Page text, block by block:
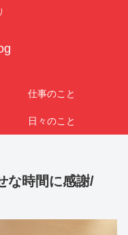
仕事のこと
日々のこと
な時間に感謝/